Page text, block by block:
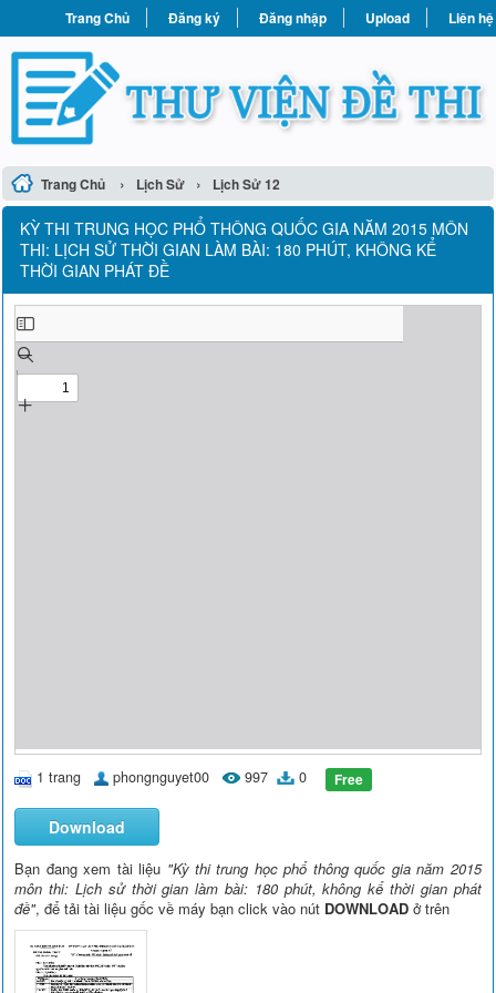
Trang Chủ Đăng ký Đăng nhập Upload Liên hệ
Trang Chủ › Lịch Sử › Lịch Sử 12
KỲ THI TRUNG HỌC PHỔ THÔNG QUỐC GIA NĂM 2015 MÔN
THI: LỊCH SỬ THỜI GIAN LÀM BÀI: 180 PHÚT, KHÔNG KỂ
THỜI GIAN PHÁT ĐỀ
1 trang phongnguyet00 997 0 Free
Download
Bạn đang xem tài liệu "Kỳ thi trung học phổ thông quốc gia năm 2015
môn thi: Lịch sử thời gian làm bài: 180 phút, không kể thời gian phát
đề", để tải tài liệu gốc về máy bạn click vào nút DOWNLOAD ở trên